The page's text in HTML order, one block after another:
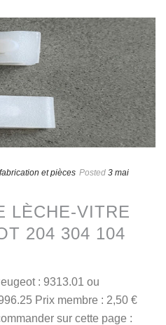
et pièces Posted 3 mai
LÈCHE-VITRE
204 304 104
: 9313.01 ou
Prix membre : 2,50 €
sur cette page :